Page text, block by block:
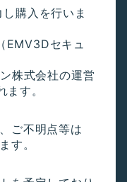
購入を行いま
EMV3Dセキュ
株式会社の運営
す。
ご不明点等は
す。